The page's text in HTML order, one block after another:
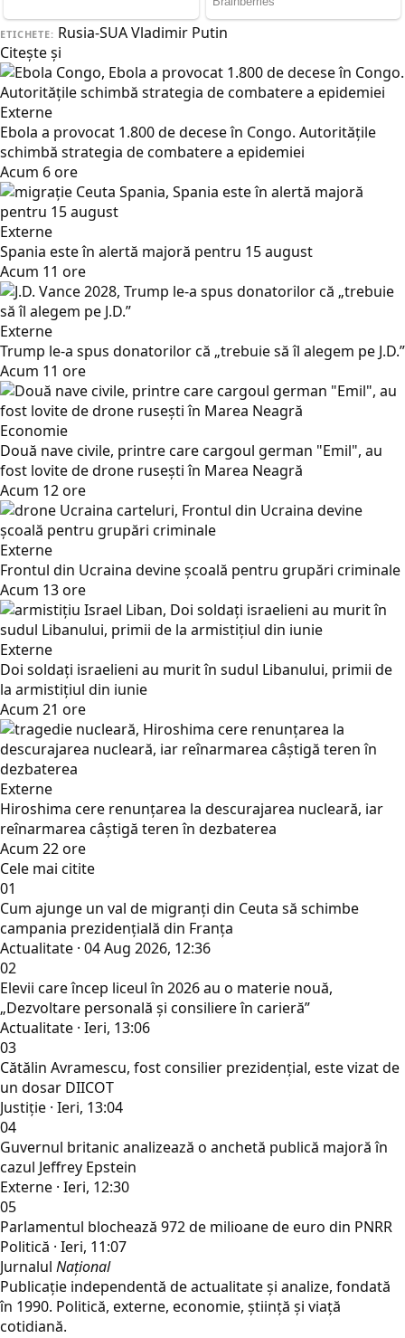
ETICHETE: Rusia-SUAVladimir Putin
Citește și
Externe
Ebola a provocat 1.800 de decese în Congo. Autoritățile
schimbă strategia de combatere a epidemiei
Acum 6 ore
Externe
Spania este în alertă majoră pentru 15 august
Acum 11 ore
Externe
Trump le-a spus donatorilor că „trebuie să îl alegem pe J.D.”
Acum 11 ore
Economie
Două nave civile, printre care cargoul german "Emil", au
fost lovite de drone rusești în Marea Neagră
Acum 12 ore
Externe
Frontul din Ucraina devine școală pentru grupări criminale
Acum 13 ore
Externe
Doi soldați israelieni au murit în sudul Libanului, primii de
la armistițiul din iunie
Acum 21 ore
Externe
Hiroshima cere renunțarea la descurajarea nucleară, iar
reînarmarea câștigă teren în dezbaterea
Acum 22 ore
Cele mai citite
01
Cum ajunge un val de migranți din Ceuta să schimbe
campania prezidențială din Franța
Actualitate · 04 Aug 2026, 12:36
02
Elevii care încep liceul în 2026 au o materie nouă,
„Dezvoltare personală și consiliere în carieră”
Actualitate · Ieri, 13:06
03
Cătălin Avramescu, fost consilier prezidențial, este vizat de
un dosar DIICOT
Justiţie · Ieri, 13:04
04
Guvernul britanic analizează o anchetă publică majoră în
cazul Jeffrey Epstein
Externe · Ieri, 12:30
05
Parlamentul blochează 972 de milioane de euro din PNRR
Politică · Ieri, 11:07
Jurnalul Național
Publicație independentă de actualitate și analize, fondată
în 1990. Politică, externe, economie, știință și viață
cotidiană.